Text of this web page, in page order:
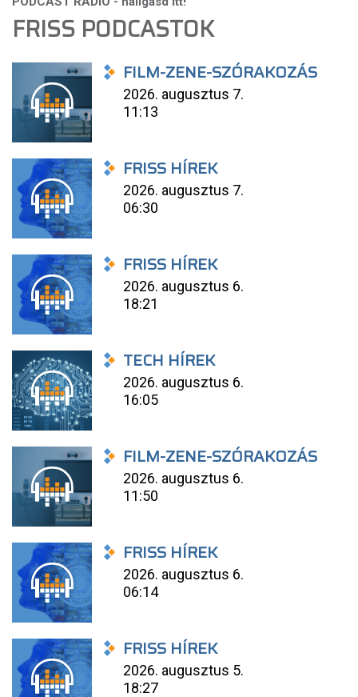
FRISS PODCASTOK
FILM-ZENE-SZÓRAKOZÁS
2026. augusztus 7.
11:13
FRISS HÍREK
2026. augusztus 7.
06:30
FRISS HÍREK
2026. augusztus 6.
18:21
TECH HÍREK
2026. augusztus 6.
16:05
FILM-ZENE-SZÓRAKOZÁS
2026. augusztus 6.
11:50
FRISS HÍREK
2026. augusztus 6.
06:14
FRISS HÍREK
2026. augusztus 5.
18:27